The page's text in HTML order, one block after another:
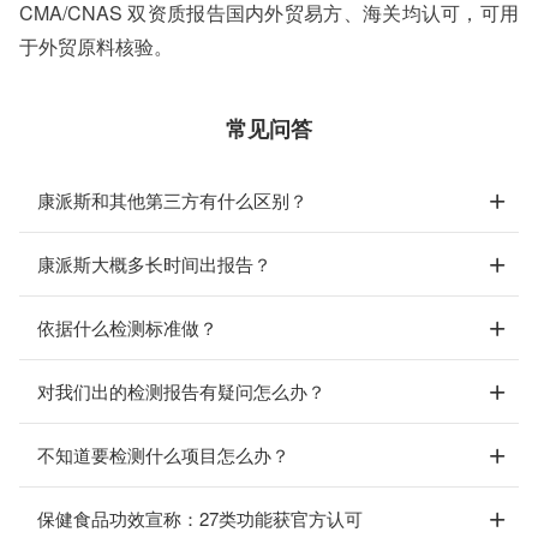
CMA/CNAS 双资质报告国内外贸易方、海关均认可，可用
于外贸原料核验。
常见问答
康派斯和其他第三方有什么区别？
康派斯大概多长时间出报告？
依据什么检测标准做？
对我们出的检测报告有疑问怎么办？
不知道要检测什么项目怎么办？
保健食品功效宣称：27类功能获官方认可